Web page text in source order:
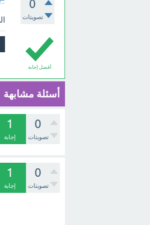
0
تصويتات
أفضل إجابة
أسئلة مشابهة
0
تصويتات
1
إجابة
0
تصويتات
1
إجابة